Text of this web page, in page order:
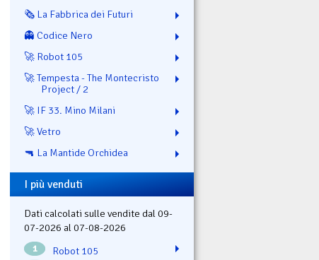
🗞️ La Fabbrica dei Futuri
👻 Codice Nero
🚀 Robot 105
🚀 Tempesta - The Montecristo
Project / 2
🚀 IF 33. Mino Milani
🚀 Vetro
🔫 La Mantide Orchidea
I più venduti
Dati calcolati sulle vendite dal 09-
07-2026 al 07-08-2026
1 Robot 105